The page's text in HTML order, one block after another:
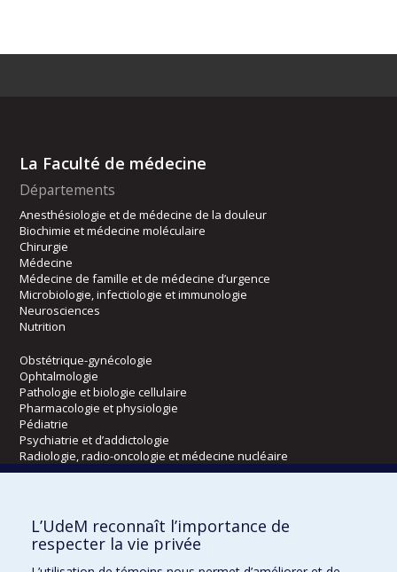
La Faculté de médecine
Départements
Anesthésiologie et de médecine de la douleur
Biochimie et médecine moléculaire
Chirurgie
Médecine
Médecine de famille et de médecine d’urgence
Microbiologie, infectiologie et immunologie
Neurosciences
Nutrition
Obstétrique-gynécologie
Ophtalmologie
Pathologie et biologie cellulaire
Pharmacologie et physiologie
Pédiatrie
Psychiatrie et d’addictologie
Radiologie, radio-oncologie et médecine nucléaire
Écoles
Kinésiologie et des sciences de l’activité physique
Orthophonie et audiologie
L’UdeM reconnaît l’importance de
respecter la vie privée